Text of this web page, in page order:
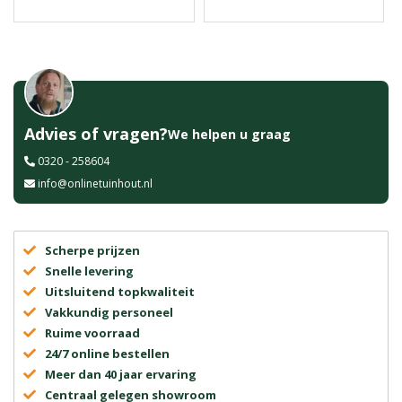
Advies of vragen?We helpen u graag
0320 - 258604
info@onlinetuinhout.nl
Scherpe prijzen
Snelle levering
Uitsluitend topkwaliteit
Vakkundig personeel
Ruime voorraad
24/7 online bestellen
Meer dan 40 jaar ervaring
Centraal gelegen showroom